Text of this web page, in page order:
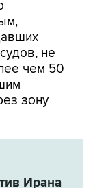
не
чем 50
зону
Ирана